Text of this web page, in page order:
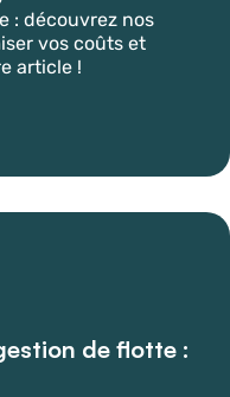
: découvrez nos
vos coûts et
article !
de flotte :